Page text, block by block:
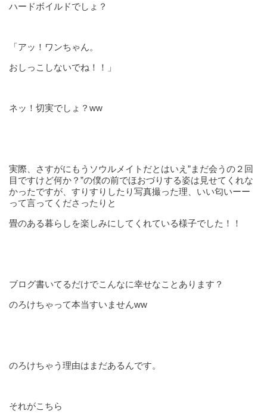
ハードボイルドでしょ？
「アッ！ワンちゃん。
おしっこしないでね！！」
ネッ！切実でしょ？ww
実際、さすがにもうソウルメイトだとはいえ”まだ会うの２回
目ですけど何か？”の僕の前でほおづりする姿は見せてくれな
かったですが、すりすりしたり写真撮った理、いい匂いーー
って言ってくださったりと
畳のある暮らしを楽しみにしてくれている様子でした！！
ブログ書いてるだけでこんなに幸せなことあります？
のろけちゃって本当すいませんww
のろけちゃう理由はまだあるんです。
それがこちら